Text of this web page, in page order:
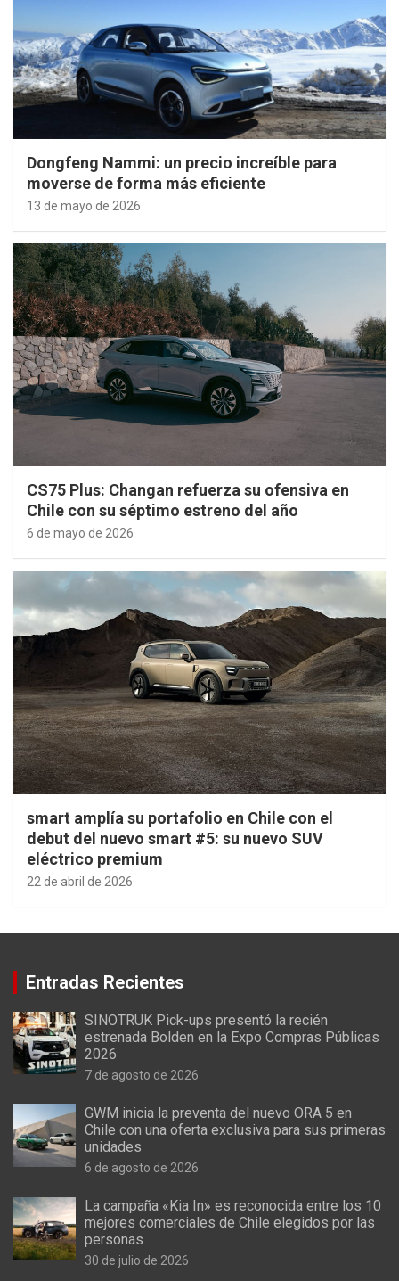
Dongfeng Nammi: un precio increíble para
moverse de forma más eficiente
13 de mayo de 2026
CS75 Plus: Changan refuerza su ofensiva en
Chile con su séptimo estreno del año
6 de mayo de 2026
smart amplía su portafolio en Chile con el
debut del nuevo smart #5: su nuevo SUV
eléctrico premium
22 de abril de 2026
Entradas Recientes
SINOTRUK Pick-ups presentó la recién
estrenada Bolden en la Expo Compras Públicas
2026
7 de agosto de 2026
GWM inicia la preventa del nuevo ORA 5 en
Chile con una oferta exclusiva para sus primeras
unidades
6 de agosto de 2026
La campaña «Kia In» es reconocida entre los 10
mejores comerciales de Chile elegidos por las
personas
30 de julio de 2026